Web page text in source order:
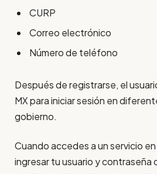
CURP
Correo electrónico
Número de teléfono
Después de registrarse, el
MX para iniciar sesión en
gobierno.
Cuando accedes a un servicio
ingresar tu usuario y contraseña